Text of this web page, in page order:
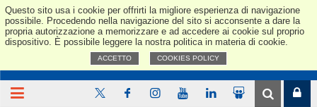
Questo sito usa i cookie per offrirti la migliore esperienza di navigazione
possibile. Procedendo nella navigazione del sito si acconsente a dare la
propria autorizzazione a memorizzare e ad accedere ai cookie sul proprio
dispositivo. È possibile leggere la nostra politica in materia di cookie.
ACCETTO COOKIES POLICY